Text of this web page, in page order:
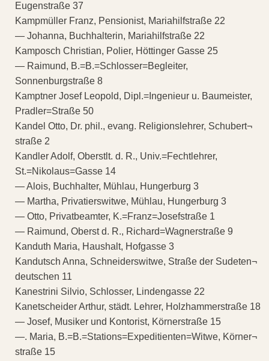
Eugenstraße 37
Kampmüller Franz, Pensionist, Mariahilfstraße 22
— Johanna, Buchhalterin, Mariahilfstraße 22
Kamposch Christian, Polier, Höttinger Gasse 25
— Raimund, B.=B.=Schlosser=Begleiter,
Sonnenburgstraße 8
Kamptner Josef Leopold, Dipl.=Ingenieur u. Baumeister,
Pradler=Straße 50
Kandel Otto, Dr. phil., evang. Religionslehrer, Schubert¬
straße 2
Kandler Adolf, Oberstlt. d. R., Univ.=Fechtlehrer,
St.=Nikolaus=Gasse 14
— Alois, Buchhalter, Mühlau, Hungerburg 3
— Martha, Privatierswitwe, Mühlau, Hungerburg 3
— Otto, Privatbeamter, K.=Franz=Josefstraße 1
— Raimund, Oberst d. R., Richard=Wagnerstraße 9
Kanduth Maria, Haushalt, Hofgasse 3
Kandutsch Anna, Schneiderswitwe, Straße der Sudeten¬
deutschen 11
Kanestrini Silvio, Schlosser, Lindengasse 22
Kanetscheider Arthur, städt. Lehrer, Holzhammerstraße 18
— Josef, Musiker und Kontorist, Körnerstraße 15
—. Maria, B.=B.=Stations=Expeditienten=Witwe, Körner¬
straße 15